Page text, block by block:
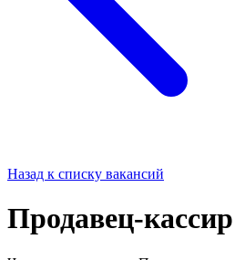
Назад к списку вакансий
Продавец-кассир